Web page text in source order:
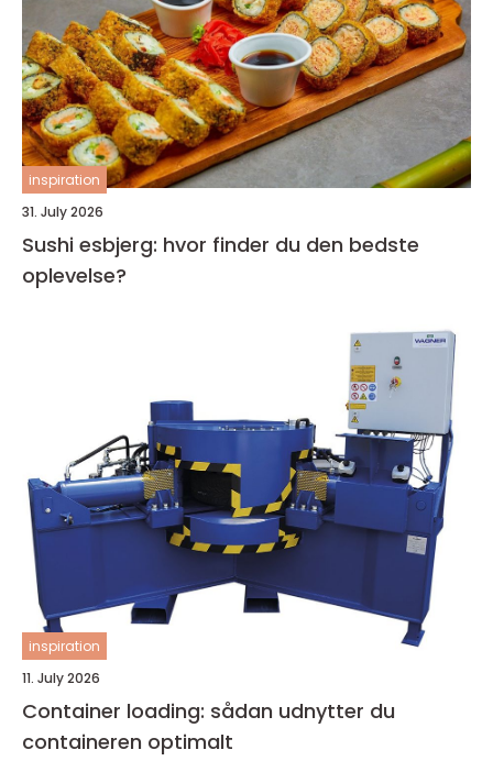
inspiration
31. July 2026
Sushi esbjerg: hvor finder du den bedste
oplevelse?
inspiration
11. July 2026
Container loading: sådan udnytter du
containeren optimalt